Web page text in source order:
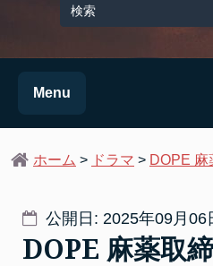
for
Menu
ホーム > ドラマ > DOPE 麻
公開日: 2025年09月06
DOPE 麻薬取